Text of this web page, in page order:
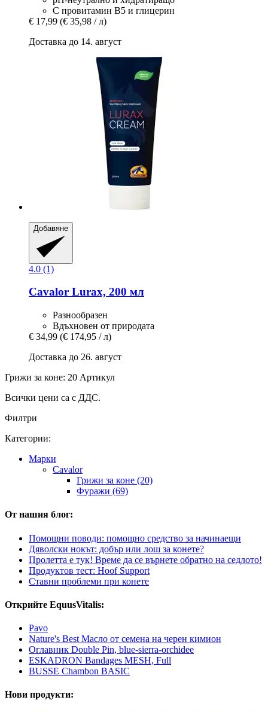
С провитамин B5 и глицерин
€ 17,99 (€ 35,98 / л)
Доставка до 14. август
Добавяне
4.0 (1)
Cavalor Lurax, 200 мл
Разнообразен
Вдъхновен от природата
€ 34,99 (€ 174,95 / л)
Доставка до 26. август
Грижи за коне: 20 Артикул
Всички цени са с ДДС.
Филтри
Категории:
Марки
Cavalor
Грижи за коне (20)
Фуражи (69)
От нашия блог:
Помощни поводи: помощно средство за начинаещи
Дяволски нокът: добър или лош за конете?
Пролетта е тук! Време да се върнете обратно на седлото!
Продуктов тест: Hoof Support
Ставни проблеми при конете
Открийте EquusVitalis:
Pavo
Nature's Best Масло от семена на черен кимион
Оглавник Double Pin, blue-sierra-orchidee
ESKADRON Bandages MESH, Full
BUSSE Chambon BASIC
Нови продукти: